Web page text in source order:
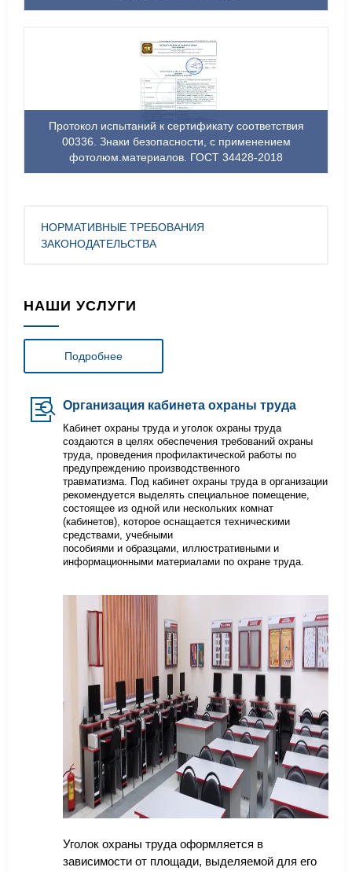
Протокол испытаний к сертификату соответствия
00336. Знаки безопасности, с применением
фотолюм.материалов. ГОСТ 34428-2018
НОРМАТИВНЫЕ ТРЕБОВАНИЯ
ЗАКОНОДАТЕЛЬСТВА
НАШИ УСЛУГИ
Подробнее
Организация кабинета охраны труда
Кабинет охраны труда и уголок охраны труда
создаются в целях обеспечения требований охраны
труда, проведения профилактической работы по
предупреждению производственного
травматизма. Под кабинет охраны труда в организации
рекомендуется выделять специальное помещение,
состоящее из одной или нескольких комнат
(кабинетов), которое оснащается техническими
средствами, учебными
пособиями и образцами, иллюстративными и
информационными материалами по охране труда.
Уголок охраны труда оформляется в
зависимости от площади, выделяемой для его